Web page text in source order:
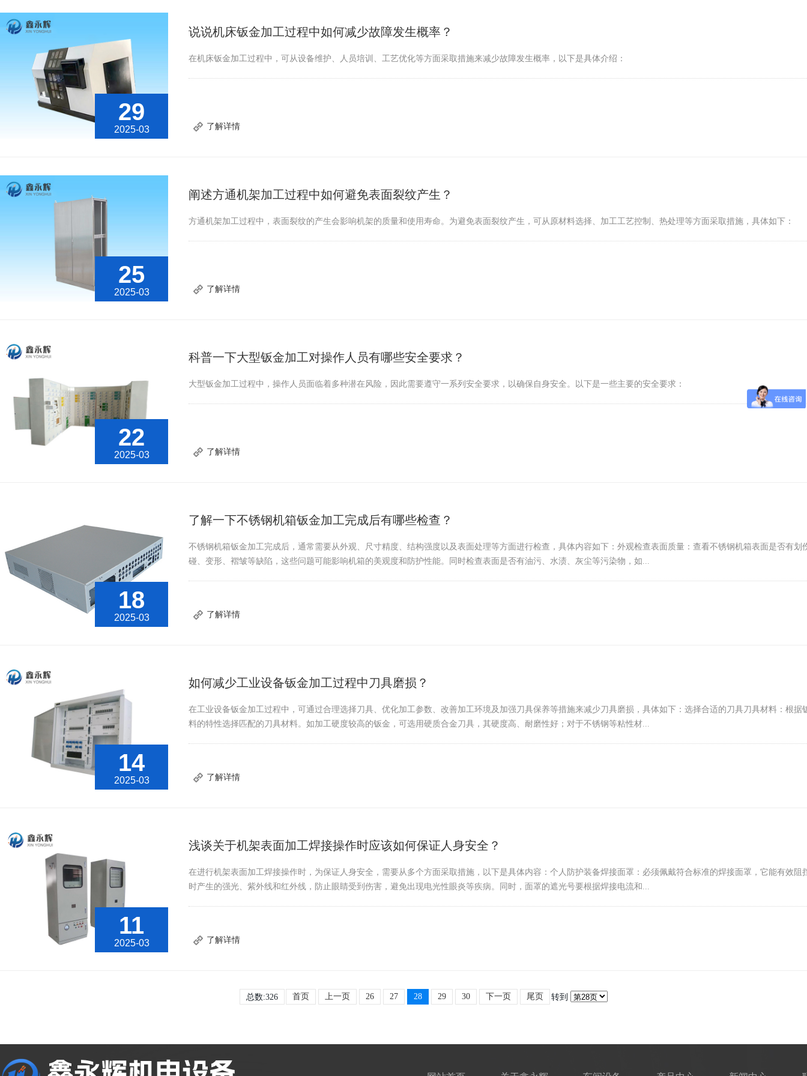
29
2025-03
说说机床钣金加工过程中如何减少故障发生概率？
在机床钣金加工过程中，可从设备维护、人员培训、工艺优化等方面采取措施来减少故障发生概率，以下是具体介绍：
了解详情
25
2025-03
阐述方通机架加工过程中如何避免表面裂纹产生？
方通机架加工过程中，表面裂纹的产生会影响机架的质量和使用寿命。为避免表面裂纹产生，可从原材料选择、加工工艺控制、热处理等方面采取措施，具体如下：
了解详情
22
2025-03
科普一下大型钣金加工对操作人员有哪些安全要求？
大型钣金加工过程中，操作人员面临着多种潜在风险，因此需要遵守一系列安全要求，以确保自身安全。以下是一些主要的安全要求：
了解详情
18
2025-03
了解一下不锈钢机箱钣金加工完成后有哪些检查？
不锈钢机箱钣金加工完成后，通常需要从外观、尺寸精度、结构强度以及表面处理等方面进行检查，具体内容如下：外观检查表面质量：查看不锈钢机箱表面是否有划
碰、变形、褶皱等缺陷，这些问题可能影响机箱的美观度和防护性能。同时检查表面是否有油污、水渍、灰尘等污染物，如...
了解详情
14
2025-03
如何减少工业设备钣金加工过程中刀具磨损？
在工业设备钣金加工过程中，可通过合理选择刀具、优化加工参数、改善加工环境及加强刀具保养等措施来减少刀具磨损，具体如下：选择合适的刀具刀具材料：根据
料的特性选择匹配的刀具材料。如加工硬度较高的钣金，可选用硬质合金刀具，其硬度高、耐磨性好；对于不锈钢等粘性材...
了解详情
11
2025-03
浅谈关于机架表面加工焊接操作时应该如何保证人身安全？
在进行机架表面加工焊接操作时，为保证人身安全，需要从多个方面采取措施，以下是具体内容：个人防护装备焊接面罩：必须佩戴符合标准的焊接面罩，它能有效阻
时产生的强光、紫外线和红外线，防止眼睛受到伤害，避免出现电光性眼炎等疾病。同时，面罩的遮光号要根据焊接电流和...
了解详情
总数:326 首页 上一页 26 27 28 29 30 下一页 尾页 转到